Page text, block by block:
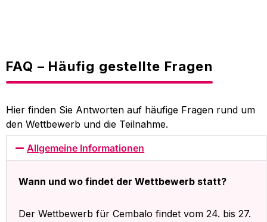
FAQ – Häufig gestellte Fragen
Hier finden Sie Antworten auf häufige Fragen rund um
den Wettbewerb und die Teilnahme.
Allgemeine Informationen
Wann und wo findet der Wettbewerb statt?
Der Wettbewerb für Cembalo findet vom 24. bis 27.